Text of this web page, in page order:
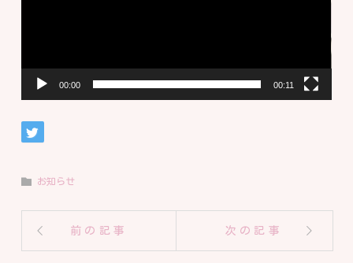
00:00 00:11
お知らせ
前の記事 次の記事